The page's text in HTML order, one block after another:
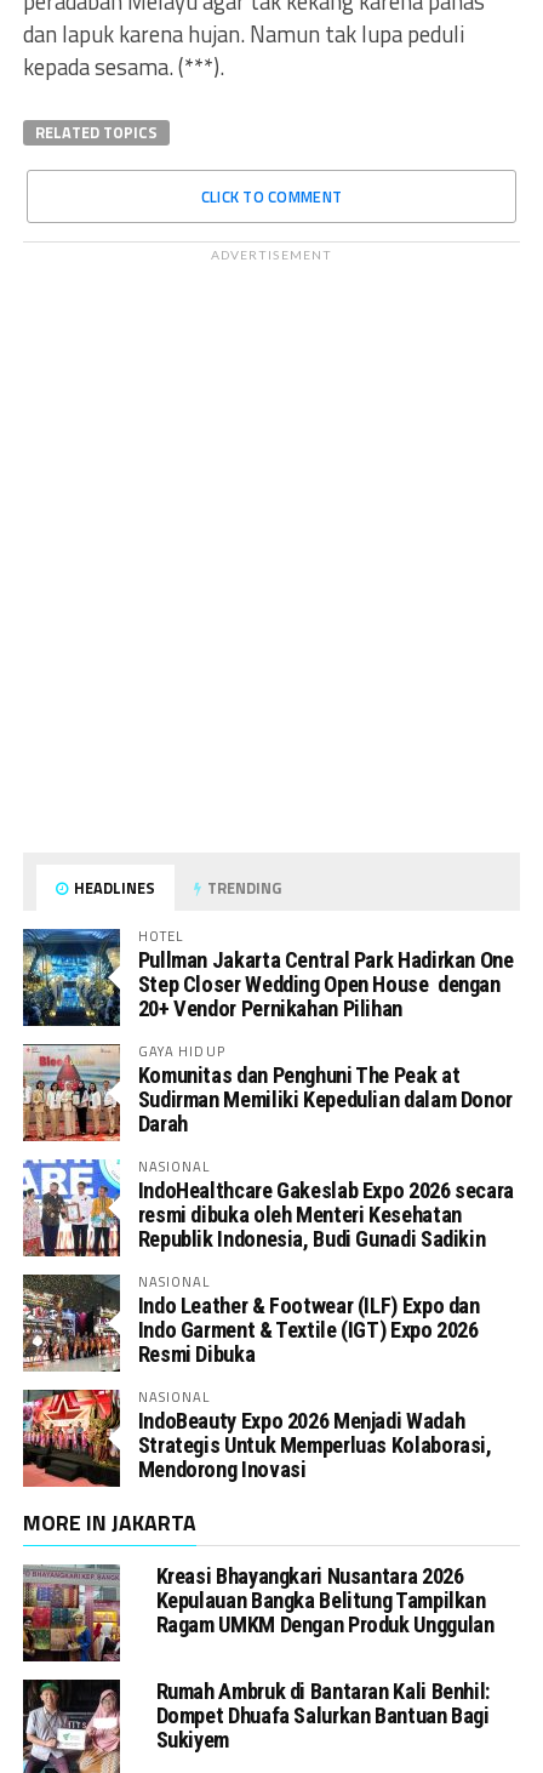
dan lapuk karena hujan. Namun tak lupa peduli
kepada sesama. (***).
RELATED TOPICS
CLICK TO COMMENT
ADVERTISEMENT
HEADLINES TRENDING
HOTEL
Pullman Jakarta Central Park Hadirkan One
Step Closer Wedding Open House dengan
20+ Vendor Pernikahan Pilihan
GAYA HIDUP
Komunitas dan Penghuni The Peak at
Sudirman Memiliki Kepedulian dalam Donor
Darah
NASIONAL
IndoHealthcare Gakeslab Expo 2026 secara
resmi dibuka oleh Menteri Kesehatan
Republik Indonesia, Budi Gunadi Sadikin
NASIONAL
Indo Leather & Footwear (ILF) Expo dan
Indo Garment & Textile (IGT) Expo 2026
Resmi Dibuka
NASIONAL
IndoBeauty Expo 2026 Menjadi Wadah
Strategis Untuk Memperluas Kolaborasi,
Mendorong Inovasi
MORE IN JAKARTA
Kreasi Bhayangkari Nusantara 2026
Kepulauan Bangka Belitung Tampilkan
Ragam UMKM Dengan Produk Unggulan
Rumah Ambruk di Bantaran Kali Benhil:
Dompet Dhuafa Salurkan Bantuan Bagi
Sukiyem